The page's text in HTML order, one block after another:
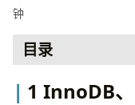
钟
目录
1 InnoDB